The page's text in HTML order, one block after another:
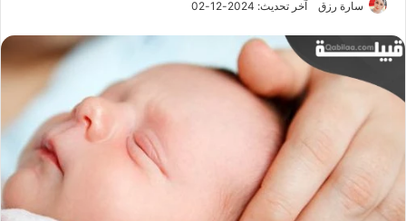
سارة رزق آخر تحديث: 2024-12-02